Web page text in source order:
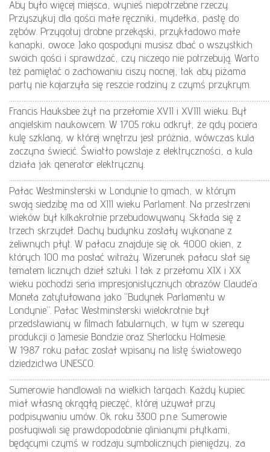
Aby było więcej miejsca, wynieś niepotrzebne rzeczy.
Przyszykuj dla gości małe ręczniki, mydełka, pastę do
zębów. Przygotuj drobne przekąski, przykładowo małe
kanapki, owoce. Jako gospodyni musisz dbać o wszystkich
swoich gości i sprawdzać, czy niczego nie potrzebują. Warto
też pamiętać o zachowaniu ciszy nocnej, tak aby piżama
party nie kojarzyła się reszcie rodziny z czymś przykrym.
Francis Hauksbee żył na przełomie XVII i XVIII wieku. Był
angielskim naukowcem. W 1705 roku odkrył, że gdy pociera
kulę szklaną, w której wnętrzu jest próżnia, wówczas kula
zaczyna świecić. Światło powstaje z elektryczności, a kula
działa jak generator elektryczny.
Pałac Westminsterski w Londynie to gmach, w którym
swoją siedzibę ma od XIII wieku Parlament. Na przestrzeni
wieków był kilkakrotnie przebudowywany. Składa się z
trzech skrzydeł. Dachy budynku zostały wykonane z
żeliwnych płyt. W pałacu znajduje się ok. 4000 okien, z
których 100 ma postać witraży. Wizerunek pałacu stał się
tematem licznych dzieł sztuki. I tak z przełomu XIX i XX
wieku pochodzi seria impresjonistycznych obrazów Claude’a
Moneta zatytułowana jako “Budynek Parlamentu w
Londynie”. Pałac Westminsterski wielokrotnie był
przedstawiany w filmach fabularnych, w tym w szeregu
produkcji o Jamesie Bondzie oraz Sherlocku Holmesie.
W 1987 roku pałac został wpisany na listę światowego
dziedzictwa UNESCO.
Sumerowie handlowali na wielkich targach. Każdy kupiec
miał własną okrągłą pieczęć, której używał przy
podpisywaniu umów. Ok. roku 3300 p.n.e. Sumerowie
posługiwali się prawdopodobnie glinianymi płytkami,
będącymi czymś w rodzaju symbolicznych pieniędzy, za